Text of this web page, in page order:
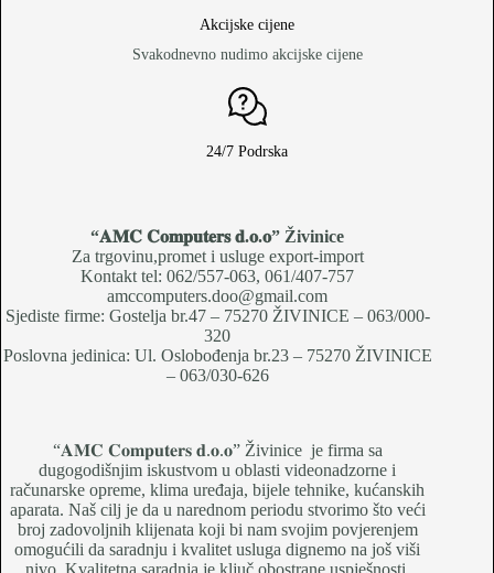
Akcijske cijene
Svakodnevno nudimo akcijske cijene
24/7 Podrska
“𝐀𝐌𝐂 𝐂𝐨𝐦𝐩𝐮𝐭𝐞𝐫𝐬 𝐝.𝐨.𝐨” Živinice
Za trgovinu,promet i usluge export-import
Kontakt tel: 062/557-063, 061/407-757
amccomputers.doo@gmail.com
Sjediste firme: Gostelja br.47 – 75270 ŽIVINICE – 063/000-
320
Poslovna jedinica: Ul. Oslobođenja br.23 – 75270 ŽIVINICE
– 063/030-626
“𝐀𝐌𝐂 𝐂𝐨𝐦𝐩𝐮𝐭𝐞𝐫𝐬 𝐝.𝐨.𝐨” Živinice je firma sa
dugogodišnjim iskustvom u oblasti videonadzorne i
računarske opreme, klima uređaja, bijele tehnike, kućanskih
aparata. Naš cilj je da u narednom periodu stvorimo što veći
broj zadovoljnih klijenata koji bi nam svojim povjerenjem
omogućili da saradnju i kvalitet usluga dignemo na još viši
nivo. Kvalitetna saradnja je ključ obostrane uspješnosti.